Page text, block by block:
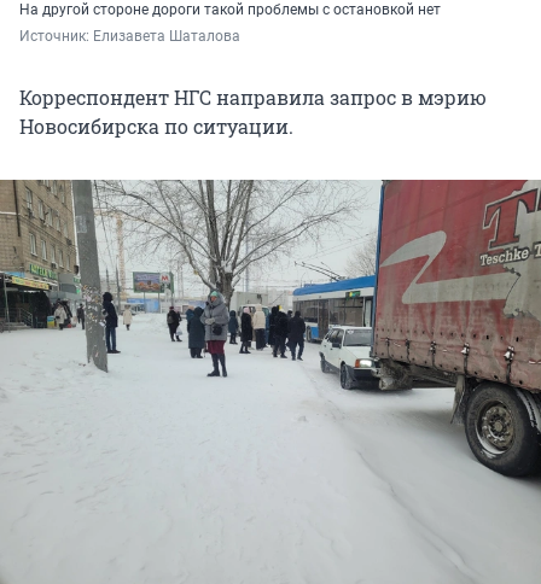
На другой стороне дороги такой проблемы с остановкой нет
Источник: Елизавета Шаталова
Корреспондент НГС направила запрос в мэрию
Новосибирска по ситуации.